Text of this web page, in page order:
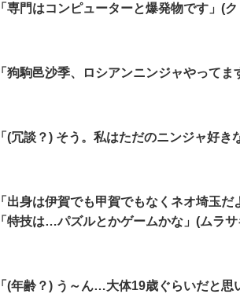
「専門はコンピューターと爆発物です」(
「狗駒邑沙季、ロシアンニンジャやってま
「(冗談？) そう。私はただのニンジャ好
「出身は伊賀でも甲賀でもなくネオ埼玉だ
「特技は…パズルとかゲームかな」(ムラサ
「(年齢？) う～ん…大体19歳ぐらいだと思